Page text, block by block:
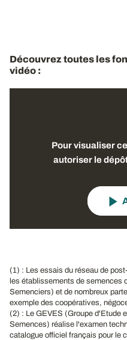
Découvrez toutes les
vidéo :
Pour visualiser
autoriser le
(1) : Les essais du réseau de
les établissements de semences
Semenciers) et de nombreux
exemple des coopératives,
(2) : Le GEVES (Groupe d'Etude
Semences) réalise l'examen
catalogue officiel français pour le